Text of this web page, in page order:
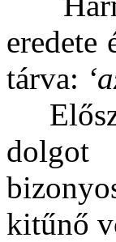
eredete
tárva:
dolgot
kitűnő